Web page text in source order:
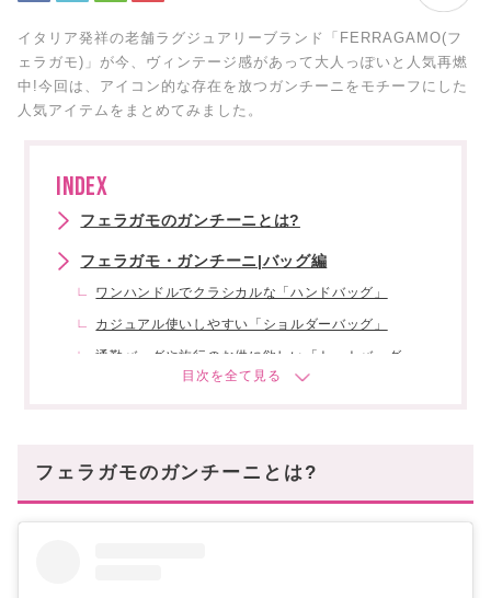
イタリア発祥の老舗ラグジュアリーブランド「FERRAGAMO(フ
ェラガモ)」が今、ヴィンテージ感があって大人っぽいと人気再燃
中!今回は、アイコン的な存在を放つガンチーニをモチーフにした
人気アイテムをまとめてみました。
INDEX
フェラガモのガンチーニとは?
フェラガモ・ガンチーニ|バッグ編
ワンハンドルでクラシカルな「ハンドバッグ」
カジュアル使いしやすい「ショルダーバッグ」
通勤バッグや旅行のお供に欲しい「トートバッグ」
フェラガモのガンチーニとは?